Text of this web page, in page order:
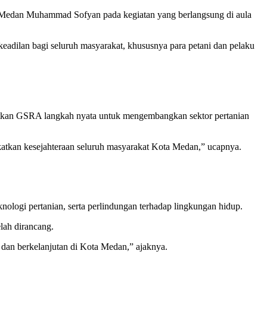
Muhammad Sofyan pada kegiatan yang berlangsung di aula
bagi seluruh masyarakat, khususnya para petani dan pelaku
GSRA langkah nyata untuk mengembangkan sektor pertanian
kesejahteraan seluruh masyarakat Kota Medan,” ucapnya.
pertanian, serta perlindungan terhadap lingkungan hidup.
dirancang.
berkelanjutan di Kota Medan,” ajaknya.